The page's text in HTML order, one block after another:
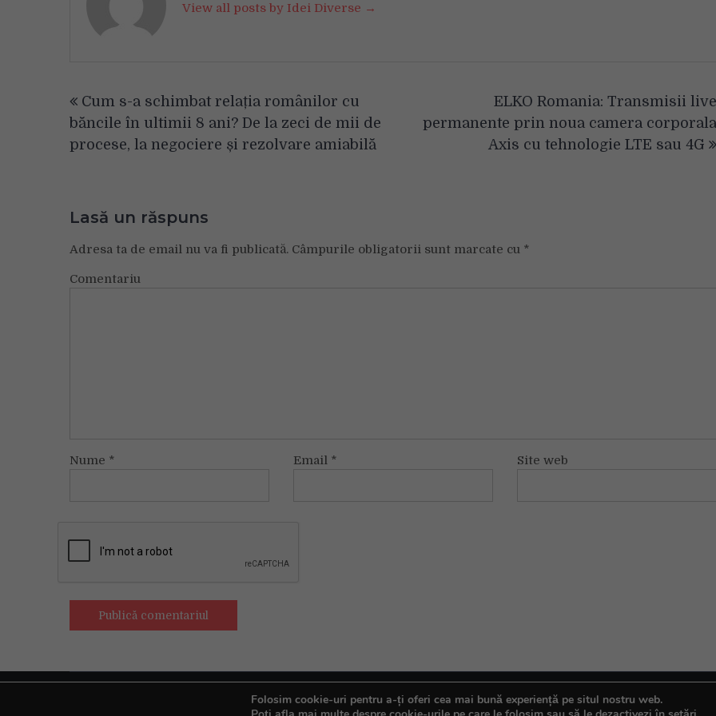
View all posts by Idei Diverse →
în
articole
Cum s-a schimbat relația românilor cu
băncile în ultimii 8 ani? De la zeci de mii de
procese, la negociere și rezolvare amiabilă
ELKO Romania: Transmisii live
permanente prin noua camera corporala
Axis cu tehnologie LTE sau 4G
Lasă un răspuns
Adresa ta de email nu va fi publicată. Câmpurile obligatorii sunt marcate cu *
Comentariu
Nume * Email * Site web
Copyright © All rights reserved.Folosim cookie-uri pentru a-ți oferi cea mai bună experiență pe situl nostru web.